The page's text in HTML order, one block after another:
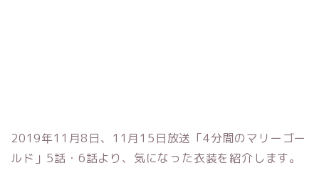
2019年11月8日、11月15日放送「4分間のマリーゴー
ルド」5話・6話より、気になった衣装を紹介します。